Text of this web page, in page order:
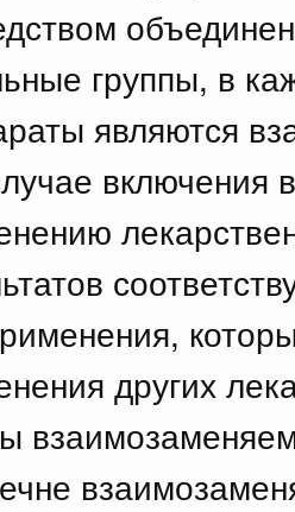
группы, в
являются
включения
других